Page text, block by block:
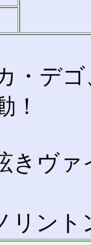
デゴ
！
ヴァ
ント